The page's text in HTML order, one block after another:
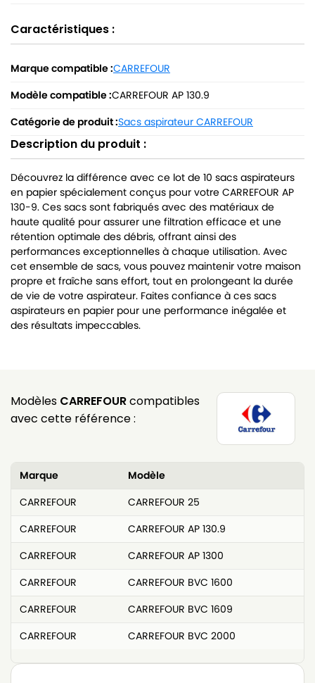
Caractéristiques :
Marque compatible :CARREFOUR
Modèle compatible :CARREFOUR AP 130.9
Catégorie de produit :Sacs aspirateur CARREFOUR
Description du produit :
Découvrez la différence avec ce lot de 10 sacs aspirateurs
en papier spécialement conçus pour votre CARREFOUR AP
130-9. Ces sacs sont fabriqués avec des matériaux de
haute qualité pour assurer une filtration efficace et une
rétention optimale des débris, offrant ainsi des
performances exceptionnelles à chaque utilisation. Avec
cet ensemble de sacs, vous pouvez maintenir votre maison
propre et fraîche sans effort, tout en prolongeant la durée
de vie de votre aspirateur. Faites confiance à ces sacs
aspirateurs en papier pour une performance inégalée et
des résultats impeccables.
Modèles CARREFOURcompatibles
avec cette référence :
Marque
Modèle
CARREFOUR
CARREFOUR 25
CARREFOUR
CARREFOUR AP 130.9
CARREFOUR
CARREFOUR AP 1300
CARREFOUR
CARREFOUR BVC 1600
CARREFOUR
CARREFOUR BVC 1609
CARREFOUR
CARREFOUR BVC 2000